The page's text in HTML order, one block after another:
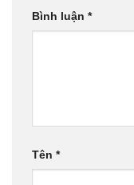
Bình luận *
Tên *